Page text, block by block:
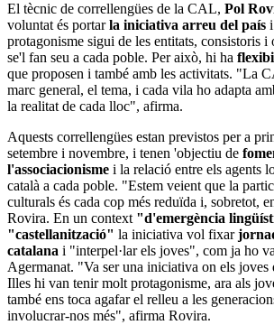
El tècnic de correllengües de la CAL, Pol
voluntat és portarla iniciativa arreu del país
protagonisme sigui de les entitats, consistoris i
se'l fan seu a cada poble. Per això, hi ha
que proposen i també amb les activitats. "La
marc general, el tema, i cada vila ho adapta
la realitat de cada lloc", afirma.
Aquests correllengües estan previstos per a
setembre i novembre, i tenen 'objectiu de
l'associacionisme i la relació entre els agents
català a cada poble. "Estem veient que la
culturals és cada cop més reduïda i, sobretot,
Rovira. En un context "d'emergència
"castellanització" la iniciativa vol fixar
catalana i "interpel·lar els joves", com ja ho
Agermanat. "Va ser una iniciativa on els joves
Illes hi van tenir molt protagonisme, ara als
també ens toca agafar el relleu a les
involucrar-nos més", afirma Rovira.